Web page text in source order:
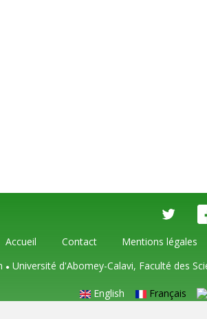
Accueil Contact Mentions légales
● Université d'Abomey-Calavi, Faculté des
English Français